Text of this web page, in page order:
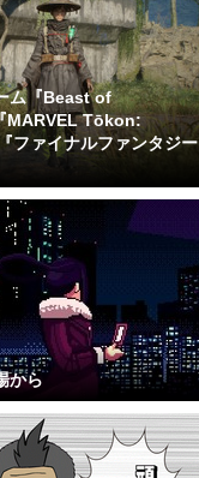
ム『Beast of
MARVEL Tōkon:
ァイナルファンタジー
から